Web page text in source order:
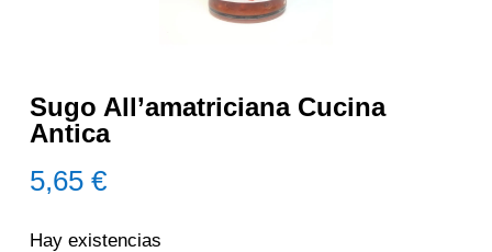
Sugo All’amatriciana Cucina
Antica
5,65€
Hay existencias